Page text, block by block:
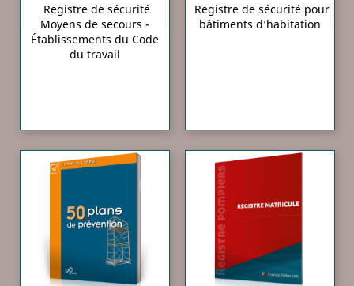
Registre de sécurité
Moyens de secours -
Établissements du Code
du travail
Registre de sécurité pour
bâtiments d’habitation